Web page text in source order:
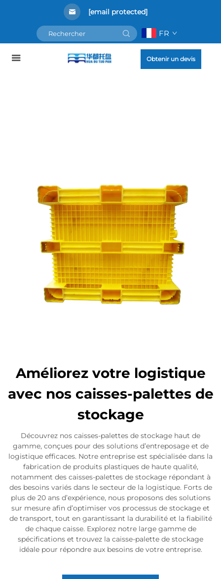
[email protected]
FR
Obtenir un devis
Améliorez votre logistique
avec nos caisses-palettes de
stockage
Découvrez nos caisses-palettes de stockage haut de
gamme, conçues pour des solutions d’entreposage et de
logistique efficaces. Notre entreprise est spécialisée dans la
fabrication de produits plastiques de haute qualité,
notamment des caisses-palettes de stockage répondant à
des besoins variés dans le secteur de la logistique. Forts de
plus de 20 ans d’expérience, nous proposons des solutions
sur mesure afin d’optimiser vos processus de stockage et
de transport, tout en garantissant la durabilité et la fiabilité
de chaque caisse. Explorez notre large gamme de
spécifications et trouvez la caisse-palette de stockage
idéale pour répondre aux besoins de votre entreprise.